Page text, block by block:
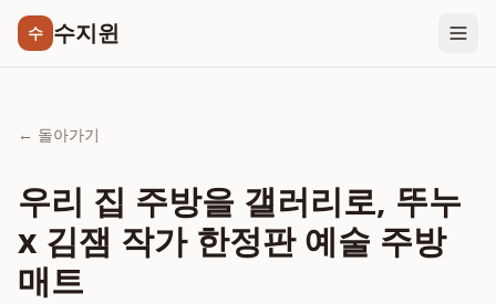
수 수지윈
← 돌아가기
우리 집 주방을 갤러리로, 뚜누
x 김잼 작가 한정판 예술 주방
매트